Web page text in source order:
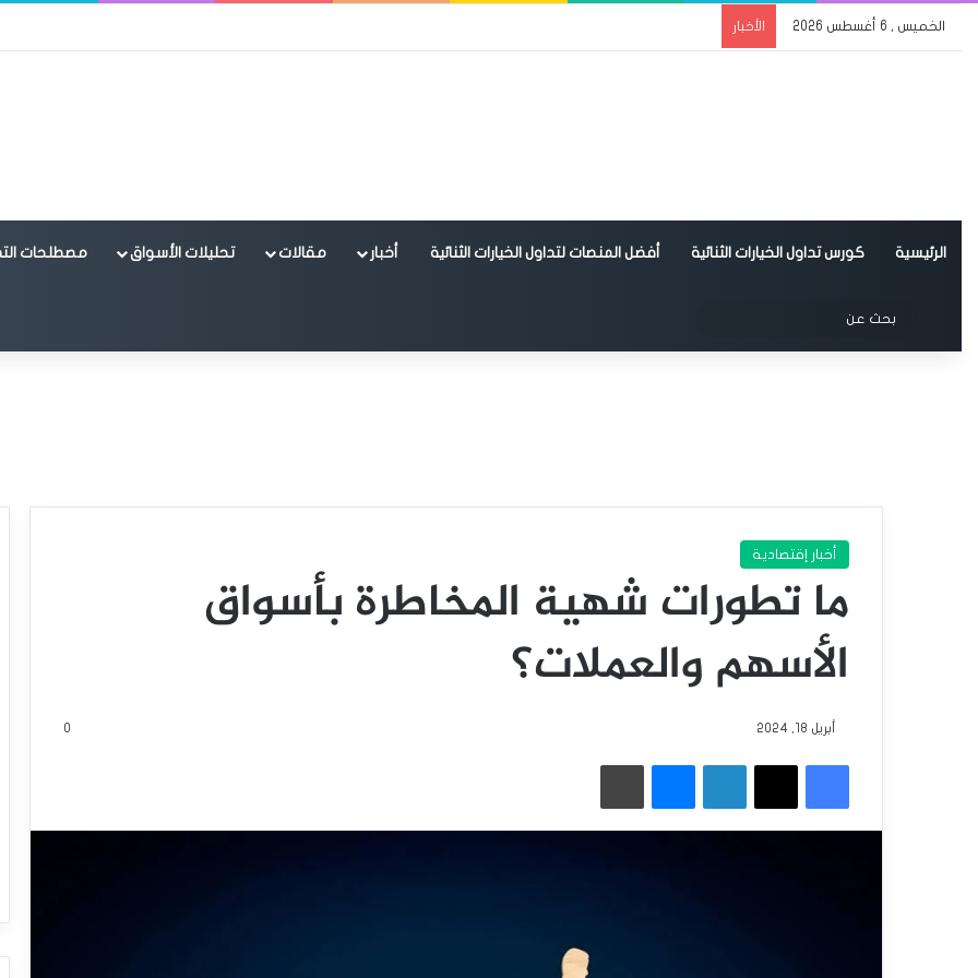
الخميس , 6 أغسطس 2026 الأخبار
الرئيسية كورس تداول الخيارات الثنائية أفضل المنصات لتداول الخيارات الثنائية أخبار مقالات تحليلات الأسواق مصطلحات
الوضع المظلم
عن
أخبار إقتصادية
ما تطورات شهية المخاطرة بأسواق
الأسهم والعملات؟
أبريل 18, 2024 0
فيسبوك
‫X لينكدإن ماسنجر طباعة